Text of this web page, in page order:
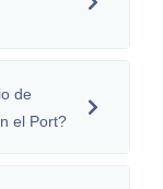
de
el Port?